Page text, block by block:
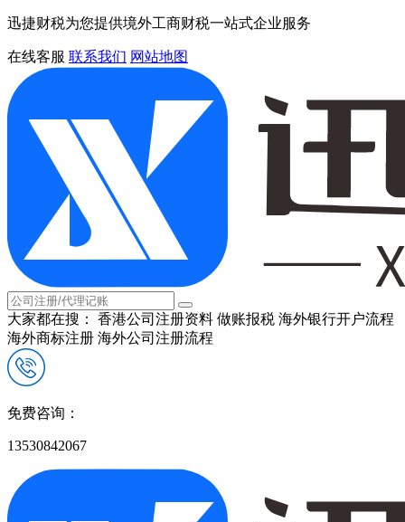
迅捷财税为您提供境外工商财税一站式企业服务
在线客服 联系我们 网站地图
大家都在搜： 香港公司注册资料 做账报税 海外银行开户流程
海外商标注册 海外公司注册流程
免费咨询：
13530842067